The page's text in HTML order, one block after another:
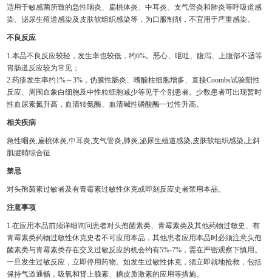
适用于敏感菌所致的急性咽炎、扁桃体炎、中耳炎、支气管炎和肺炎等呼吸道感
染、泌尿生殖道感染及皮肤软组织感染等，为口服制剂，不宜用于严重感染。
不良反应
1.本品不良反应较轻，发生率也较低，约6%。恶心、呕吐、腹泻、上腹部不适等
胃肠道反应较为常见；
2.药疹发生率约1%～3%，伪膜性肠炎、嗜酸柱细胞增多、直接Coombs试验阳性
反应、周围血象白细胞及中性粒细胞减少等见于个别患者。少数患者可出现暂时
性血尿素氮升高，血清转氨酶、血清碱性磷酸酶一过性升高。
相关疾病
急性咽炎,扁桃体炎,中耳炎,支气管炎,肺炎,泌尿生殖道感染,皮肤软组织感染,上斜
肌腱鞘综合征
禁忌
对头孢茵素过敏者及有青霉素过敏性休克或即刻反应史者禁用本品。
注意事项
1.在应用本品前须详细询问患者对头孢菌素类、青霉素类及其他药物过敏史、有
青霉素类药物过敏性休克史者不可应用本品，其他患者应用本品时必须注意头孢
菌素类与青霉素类存在交叉过敏反应的机会约有5%-7%，需在严密观察下慎用。
一旦发生过敏反应，立即停用药物。如发生过敏性休克，须立即就地抢救，包括
保持气道通畅，吸氧和肾上腺素、糖皮质激素的应用等措施。